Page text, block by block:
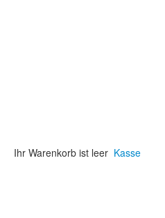
Ihr Warenkorb ist leer Kasse